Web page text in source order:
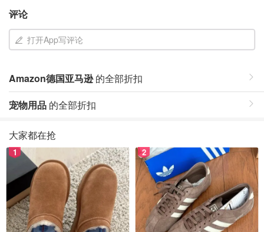
评论
打开App写评论
Amazon德国亚马逊的全部折扣
宠物用品 的全部折扣
大家都在抢
1 2